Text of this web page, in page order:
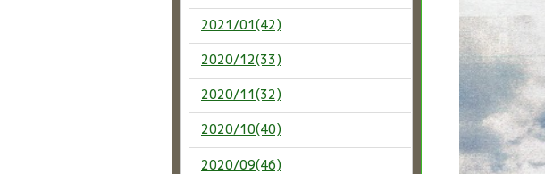
2021/01(42)
2020/12(33)
2020/11(32)
2020/10(40)
2020/09(46)